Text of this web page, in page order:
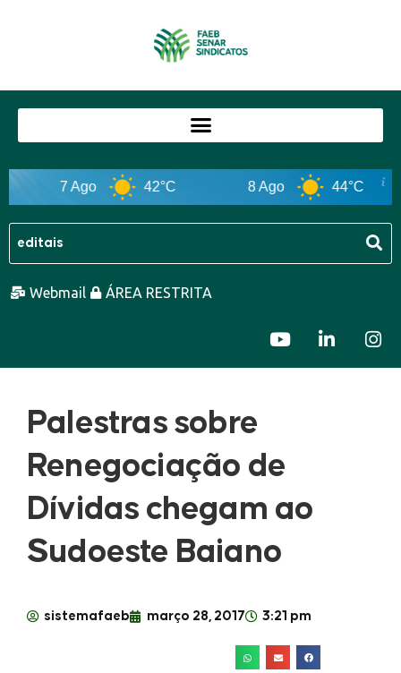
7 Ago 42°C 8 Ago 44°C
Webmail ÁREA RESTRITA
Palestras sobre
Renegociação de
Dívidas chegam ao
Sudoeste Baiano
sistemafaeb março 28, 2017 3:21 pm